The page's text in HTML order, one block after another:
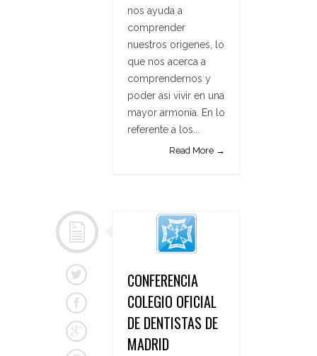
nos ayuda a
comprender
nuestros origenes, lo
que nos acerca a
comprendernos y
poder asi vivir en una
mayor armonía. En lo
referente a los...
Read More →
CONFERENCIA
COLEGIO OFICIAL
DE DENTISTAS DE
MADRID